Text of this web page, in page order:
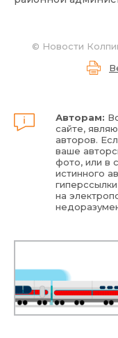
© Новости
Авторам:
сайте,
авторов.
ваше
фото, или в
истинного
на